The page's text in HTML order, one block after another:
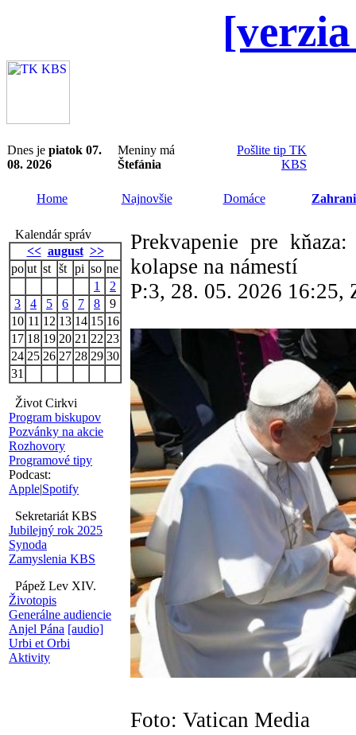
Dnes je piatok 07.
08. 2026
Meniny má
Štefánia
Pošlite tip TK
KBS
Home Najnovšie Domáce
Kalendár správ
<< august >>
po ut st št pi so ne
1
2
3
4 5 6 7 8
9
10 11 12 13 14 15 16
17 18 19 20 21 22 23
24 25 26 27 28 29 30
31
Život Cirkvi
Program biskupov
Pozvánky na akcie
Rozhovory
Programové tipy
Podcast:
Apple|Spotify
Sekretariát KBS
Jubilejný rok 2025
Synoda
Zamyslenia KBS
Pápež Lev XIV.
Životopis
Generálne audiencie
Anjel Pána [audio]
Urbi et Orbi
Aktivity
Prekvapenie pre
kolapse na námestí
P:3, 28. 05. 2026 16:25,
Foto: Vatican Media